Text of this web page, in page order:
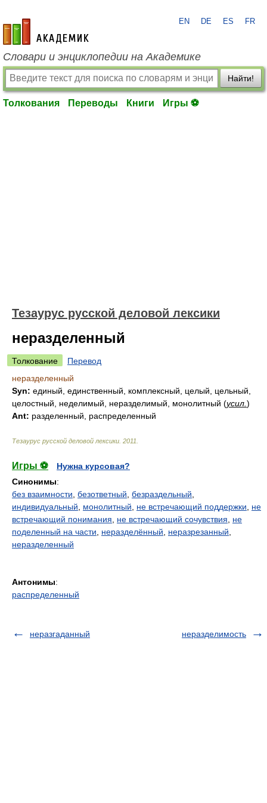
academic.ru
EN DE ES FR
Словари и энциклопедии на Академике
Найти!
Толкования Переводы Книги Игры ⚽
Тезаурус русской деловой лексики
неразделенный
Толкование
Перевод
неразделенный
Syn: единый, единственный, комплексный, целый, цельный,
целостный, неделимый, неразделимый, монолитный (усил. )
Ant: разделенный, распределенный
Тезаурус русской деловой лексики 2011
Игры ⚽
Нужна курсовая?
Синонимы:
без взаимности безответный безраздельный
индивидуальный
монолитный не встречающий поддержки
не
встречающий понимания
не встречающий сочувствия
не
поделенный на части
неразделённый неразрезанный
неразделенный
Антонимы:
распределенный
неразгаданный неразделимость